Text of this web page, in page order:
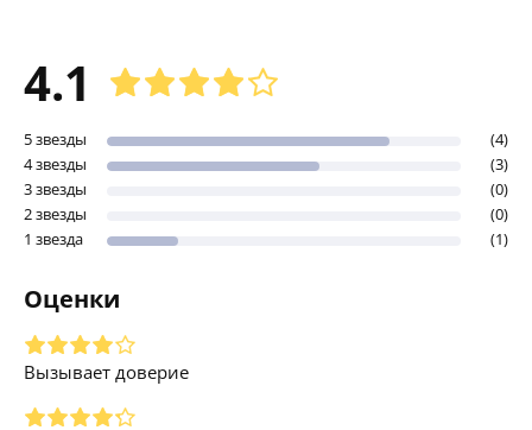
4.1
5 звезды
(4)
4 звезды
(3)
3 звезды
(0)
2 звезды
(0)
1 звезда
(1)
Оценки
Вызывает доверие